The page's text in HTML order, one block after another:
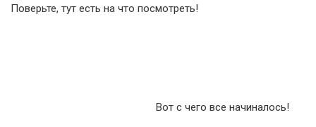
Поверьте, тут есть на что посмотреть!
Вот с чего все начиналось!